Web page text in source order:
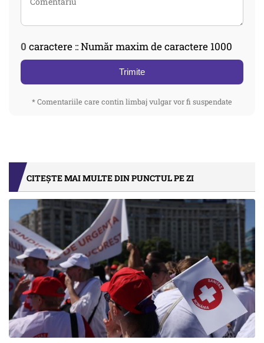
0 caractere :: Număr maxim de caractere 1000
Trimite
* Comentariile care contin limbaj vulgar vor fi suspendate
CITEȘTE MAI MULTE DIN PUNCTUL PE ZI